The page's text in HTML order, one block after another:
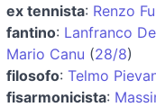
ex tennista: Renzo
fantino: Lanfranco
Mario Canu (28/8)
filosofo: Telmo
fisarmonicista: